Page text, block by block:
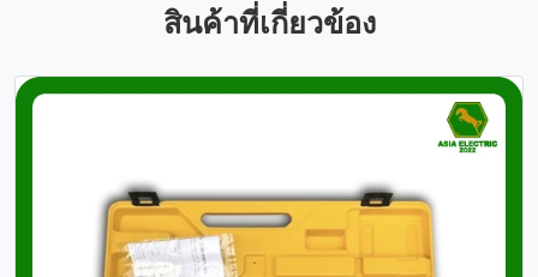
สินค้าที่เกี่ยวข้อง